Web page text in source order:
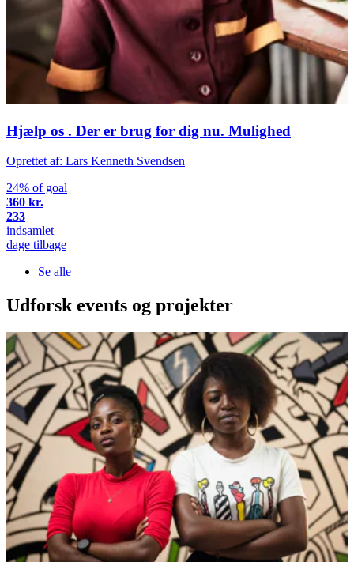
Hjælp os . Der er brug for dig nu. Mulighed
Oprettet af: Lars Kenneth Svendsen
24% of goal
360 kr.
233
indsamlet
dage tilbage
Se alle
Udforsk events og projekter